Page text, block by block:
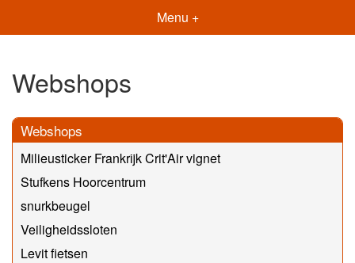
Menu +
Webshops
Webshops
Milieusticker Frankrijk Crit'Air vignet
Stufkens Hoorcentrum
snurkbeugel
Veiligheidssloten
Levit fietsen